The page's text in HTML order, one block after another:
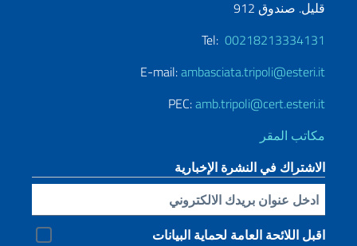
قليل. صندوق 912
Tel: 00218213334131
E-mail:ambasciata.tripoli@esteri.it
PEC:amb.tripoli@cert.esteri.it
مكاتب المقر
الاشتراك في النشرة الإخبارية
Inserisci la tua email
اقبل اللائحة العامة لحماية البيانات